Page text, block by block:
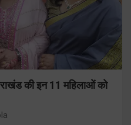
की इन 11 महिलाओं को